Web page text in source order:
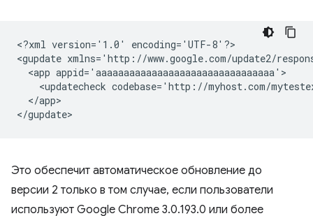
<?xml version='1.0'
encoding='UTF-8'?>
<gupdate xmlns='http://www.google.com/update2/
<app
<updatecheck codebase='http://myhost.com/
</app>
Это обеспечит автоматическое обновление до
версии 2 только в том случае, если пользователи
используют Google Chrome 3.0.193.0 или более